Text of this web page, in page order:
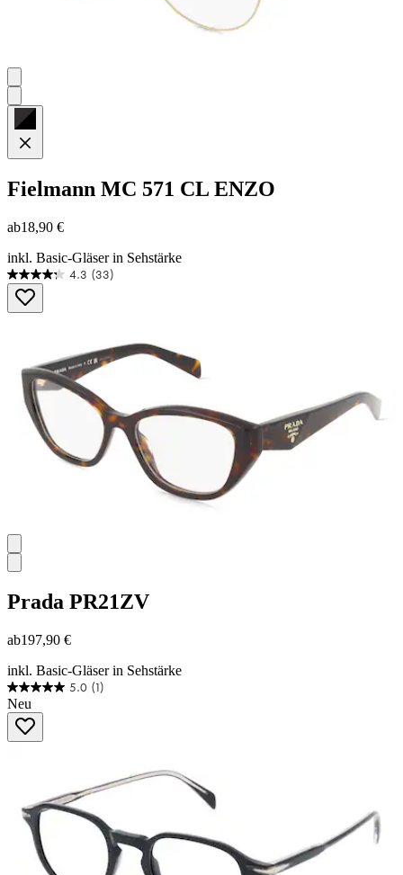
Fielmann MC 571 CL ENZO
ab18,90 €
inkl. Basic-Gläser in Sehstärke
4.3 (33)
4.3
von
5
Bewertungen
Prada PR21ZV
ab197,90 €
inkl. Basic-Gläser in Sehstärke
5.0 (1)
5.0
von
Sternen.
Neu